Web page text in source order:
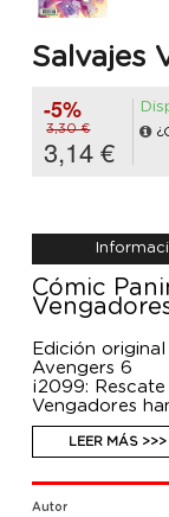
Salvajes
-5%
3,30 €
3,14 €
Cómic
Edición
Avengers 6
¡2099:
Vengadores
acción queda
en un 2099
¿Será El
el motivo de su
de esta nueva
LEER MÁS >>>
Autor